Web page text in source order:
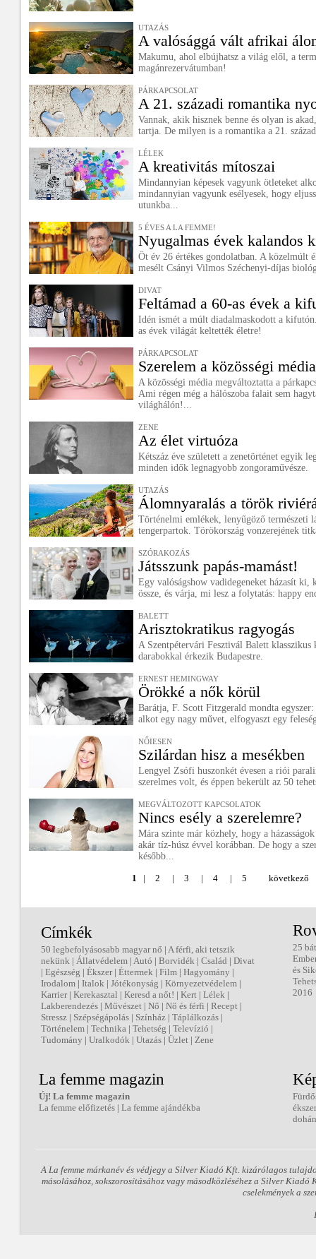
UTAZÁS
A valósággá vált afrikai
Makumu, ahol elbújhatsz a világ elől, a
magánrezervátumban!
PÁRKAPCSOLAT
A 21. századi romantika
Vannak, akik hisznek benne és olyan is
tartja. De milyen is a romantika a 21.
LÉLEK
A kreativitás mítoszai
Mindannyian képesek vagyunk ötleteket
mindannyian vagyunk esélyesek, hogy
utunkba...
5 ÉVES A LA FEMME!
Nyugalmas évek kalandos
Öt év 26 értékes gondolatban. A közelmúlt
mesélt Csányi Vilmos Széchenyi-díjas
DIVAT
Feltámad a 60-as évek a
Idén ismét a múlt diadalmaskodott a
as évek világát keltették életre!
PÁRKAPCSOLAT
Szerelem a közösségi
A közösségi média megváltoztatta a
Ami régen még a hálószoba falait sem
világhálón!...
ZENE
Az élet virtuóza
Kétszáz éve született a zenetörténet egyik
minden idők legnagyobb zongoraművésze.
UTAZÁS
Álomnyaralás a török
Történelmi emlékek, lenyűgöző természeti
tengerpartok. Törökország vonzerejének
SZÓRAKOZÁS
Játsszunk papás-mamást!
Egy valóságshow vadidegeneket házasít ki,
össze, és várja, mi lesz a folytatás: happy
BALETT
Arisztokratikus ragyogás
A Szentpétervári Fesztivál Balett klasszikus
darabokkal érkezik Budapestre.
ERNEST HEMINGWAY
Örökké a nők körül
Barátja, F. Scott Fitzgerald mondta
alkot egy nagy művet, elfogyaszt egy
NŐIESEN
Szilárdan hisz a mesékben
Lengyel Zsófi huszonkét évesen a riói
szerelmes volt, és éppen bekerült az 50
MEGVÁLTOZOTT KAPCSOLATOK
Nincs esély a szerelemre?
Mára szinte már közhely, hogy a
akár tíz-húsz évvel korábban. De hogy a
később...
1 | 2 | 3 | 4 | 5 következő
Címkék
50 legbefolyásosabb magyar nő | A férfi, aki tetszik
nekünk | Állatvédelem | Autó | Borvidék | Család | Divat
| Egészség | Ékszer| Éttermek | Film | Hagyomány |
Irodalom | Italok | Jótékonyság | Környezetvédelem |
Karrier| Kerekasztal | Keresd a nőt! | Kert | Lélek |
Lakberendezés | Művészet | Nő | Nő és férfi | Recept |
Stressz | Szépségápolás | Színház | Táplálkozás |
Történelem | Technika | Tehetség | Televízió |
Tudomány | Uralkodók | Utazás | Üzlet | Zene
25
és
2016
La femme magazin
Új! La femme magazin
La femme előfizetés | La femme ajándékba
A La femme márkanév és védjegy a Silver Kiadó Kft. kizárólagos
másolásához, sokszorosításához vagy másodközléséhez a Silver
cselekmények a